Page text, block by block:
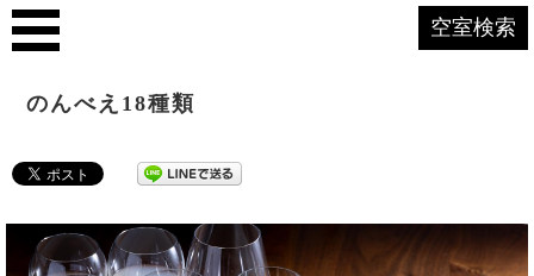
空室検索
のんべえ18種類